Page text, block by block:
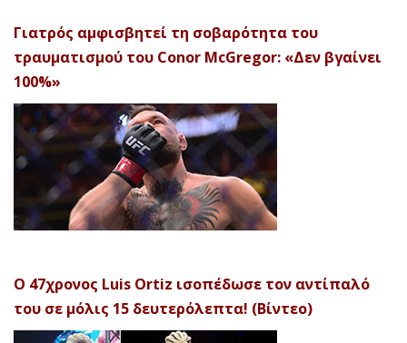
Γιατρός αμφισβητεί τη σοβαρότητα του
τραυματισμού του Conor McGregor: «Δεν βγαίνει
100%»
Ο 47χρονος Luis Ortiz ισοπέδωσε τον αντίπαλό
του σε μόλις 15 δευτερόλεπτα! (Βίντεο)